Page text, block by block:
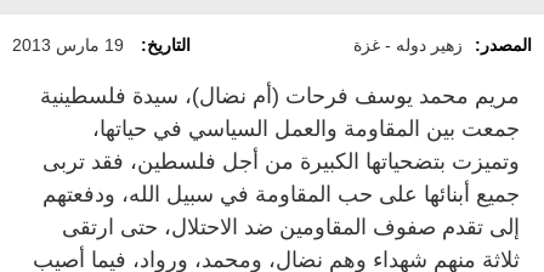
المصدر: زهير دوله - غزة التاريخ: 19 مارس 2013
مريم محمد يوسف فرحات (أم نضال)، سيدة فلسطينية
جمعت بين المقاومة والعمل السياسي في حياتها،
وتميزت بتضحياتها الكبيرة من أجل فلسطين، فقد تربى
جميع أبنائها على حب المقاومة في سبيل الله، ودفعتهم
إلى تقدم صفوف المقاومين ضد الاحتلال، حتى ارتقى
ثلاثة منهم شهداء وهم نضال، ومحمد، ورواد، فيما أصيب